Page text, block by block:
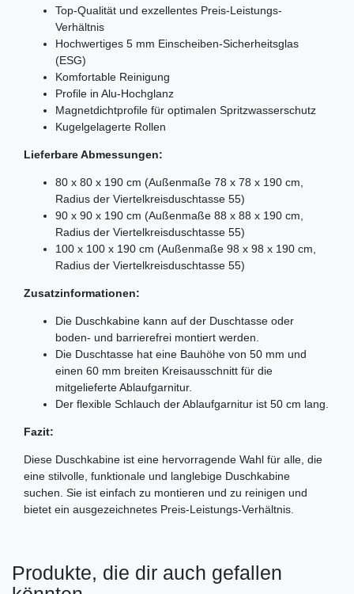
Top-Qualität und exzellentes Preis-Leistungs-
Verhältnis
Hochwertiges 5 mm Einscheiben-Sicherheitsglas
(ESG)
Komfortable Reinigung
Profile in Alu-Hochglanz
Magnetdichtprofile für optimalen Spritzwasserschutz
Kugelgelagerte Rollen
Lieferbare Abmessungen:
80 x 80 x 190 cm (Außenmaße 78 x 78 x 190 cm,
Radius der Viertelkreisduschtasse 55)
90 x 90 x 190 cm (Außenmaße 88 x 88 x 190 cm,
Radius der Viertelkreisduschtasse 55)
100 x 100 x 190 cm (Außenmaße 98 x 98 x 190 cm,
Radius der Viertelkreisduschtasse 55)
Zusatzinformationen:
Die Duschkabine kann auf der Duschtasse oder
boden- und barrierefrei montiert werden.
Die Duschtasse hat eine Bauhöhe von 50 mm und
einen 60 mm breiten Kreisausschnitt für die
mitgelieferte Ablaufgarnitur.
Der flexible Schlauch der Ablaufgarnitur ist 50 cm lang.
Fazit:
Diese Duschkabine ist eine hervorragende Wahl für alle, die
eine stilvolle, funktionale und langlebige Duschkabine
suchen. Sie ist einfach zu montieren und zu reinigen und
bietet ein ausgezeichnetes Preis-Leistungs-Verhältnis.
Produkte, die dir auch gefallen